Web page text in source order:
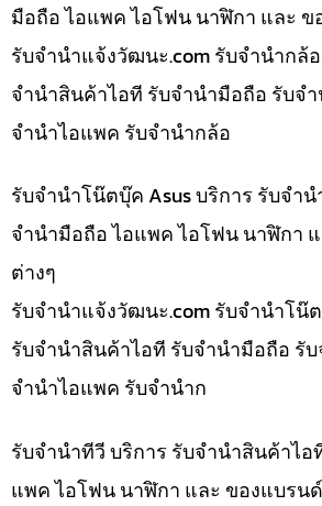
มือถือ ไอแพค ไอโฟน นาฬิกา และ ข
รับจํานําแจ้งวัฒนะ.com รับจำนำกล้อ
จำนำสินค้าไอที รับจำนำมือถือ รับจ
จำนำไอแพค รับจำนำกล้อ
รับจำนำโน๊ตบุ๊ค Asus บริการ รับจำ
จำนำมือถือ ไอแพค ไอโฟน นาฬิกา
ต่างๆ
รับจํานําแจ้งวัฒนะ.com รับจำนำโน๊
รับจำนำสินค้าไอที รับจำนำมือถือ รั
จำนำไอแพค รับจำนำก
รับจำนำทีวี บริการ รับจำนำสินค้าไ
แพค ไอโฟน นาฬิกา และ ของแบรน